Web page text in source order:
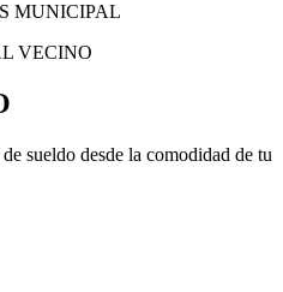
MUNICIPAL
VECINO
sueldo desde la comodidad de tu